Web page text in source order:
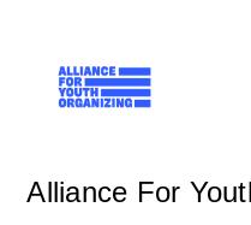
Alliance For